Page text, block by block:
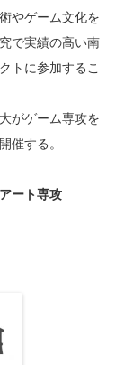
やゲーム文化を
で実績の高い南
トに参加するこ
がゲーム専攻を
催する。
ート専攻